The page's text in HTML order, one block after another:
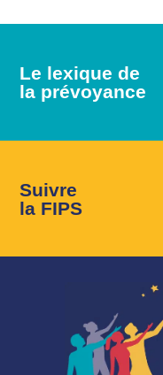
Le lexique de
la prévoyance
Suivre
la FIPS